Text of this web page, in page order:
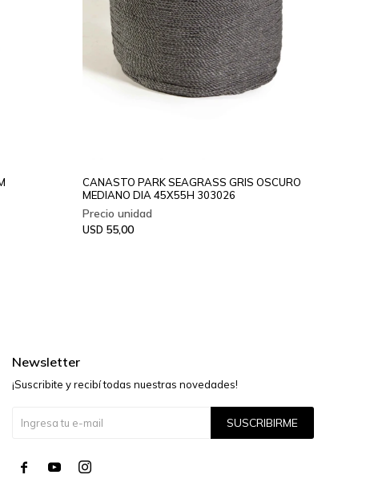
CANASTO PARK SEAGRASS GRIS OSCURO
MEDIANO DIA 45X55H 303026
USD 55,00
Newsletter
¡Suscribite y recibí todas nuestras novedades!
SUSCRIBIRME
  